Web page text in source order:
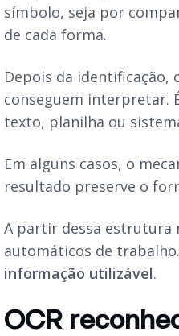
símbolo, seja por
de cada forma.
Depois da identificação,
conseguem interpretar.
texto, planilha ou
Em alguns casos, o
resultado preserve o
A partir dessa estrutura
automáticos de
informação utilizável.
OCR